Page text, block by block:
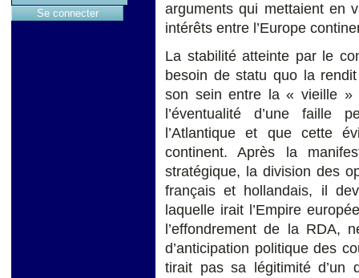
arguments qui mettaient en
intérêts entre l’Europe
La stabilité atteinte par le
besoin de statu quo la
son sein entre la « vieille »
l’éventualité d’une faille
l’Atlantique et que cette
continent. Après la
stratégique, la division des
français et hollandais, il
laquelle irait l’Empire
l’effondrement de la RDA,
d’anticipation politique des
tirait pas sa légitimité d’un